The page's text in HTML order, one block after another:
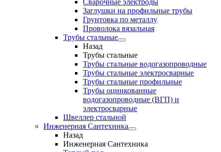
Сварочные электроды
Заглушки на профильные трубы
Грунтовка по металлу
Проволока вязальная
Трубы стальные
Назад
Трубы стальные
Трубы стальные водогазопроводные
Трубы стальные электросварные
Трубы стальные профильные
Трубы оцинкованные
водогазопроводные (ВГП) и
электросварные
Швеллер стальной
Инженерная Сантехника
Назад
Инженерная Сантехника